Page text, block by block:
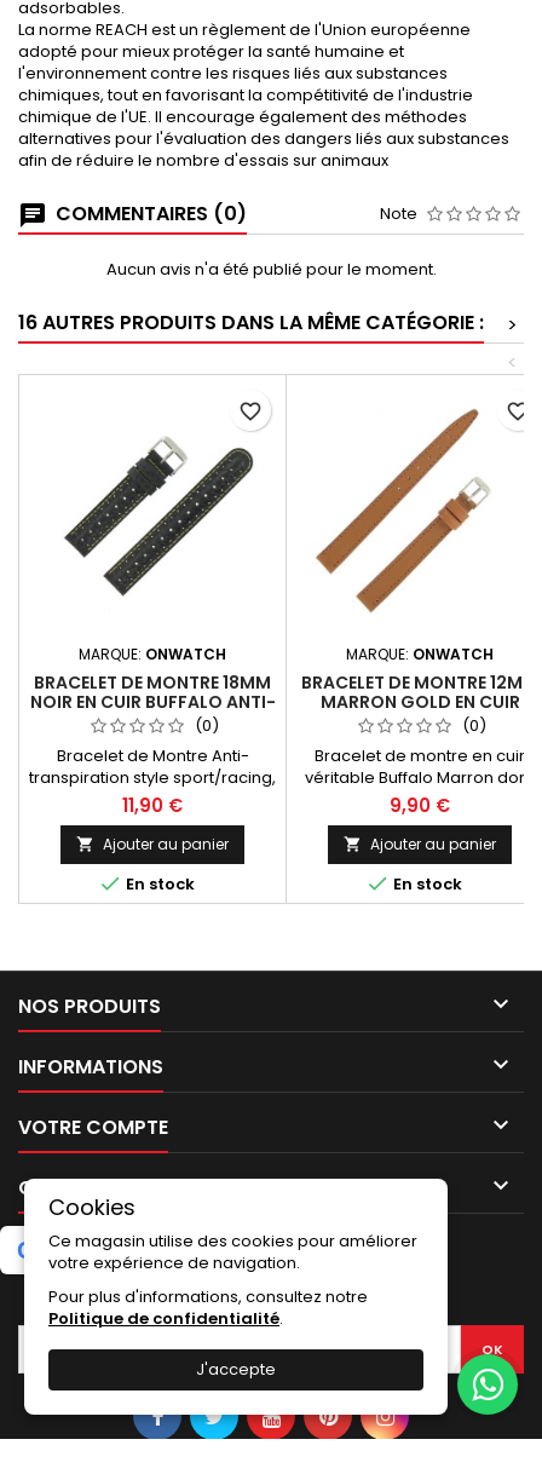
adsorbables.
La norme REACH est un règlement de l'Union européenne
adopté pour mieux protéger la santé humaine et
l'environnement contre les risques liés aux substances
chimiques, tout en favorisant la compétitivité de l'industrie
chimique de l'UE. Il encourage également des méthodes
alternatives pour l'évaluation des dangers liés aux substances
afin de réduire le nombre d'essais sur animaux
COMMENTAIRES (0) Note
Aucun avis n'a été publié pour le moment.
16 AUTRES PRODUITS DANS LA MÊME CATÉGORIE :
>
<
MARQUE: ONWATCH
BRACELET DE MONTRE 18MM
NOIR EN CUIR BUFFALO ANTI-
TRANSPIRANT
(0)
Bracelet de Montre Anti-
transpiration style sport/racing,
largeur de 18mm Noir en cuir
de vachette refendu gaufré
Buffalo. Fabrication artisanale
11,90 €
 Ajouter au panier
 En stock
favorite_border
MARQUE: ONWATCH
BRACELET DE MONTRE 12MM
MARRON GOLD EN CUIR
BUFFALO FABRICATION
ARTISANALE
(0)
Bracelet de montre en cuir
véritable Buffalo Marron doré
de 12mm. Fabrication
Artisanale Made in Spain.
9,90 €
 Ajouter au panier
 En stock
favorite_border
NOS PRODUITS 
INFORMATIONS 
VOTRE COMPTE 
CONTACT 
Cookies
Ce magasin utilise des cookies pour améliorer
votre expérience de navigation.
Pour plus d'informations, consultez notre
Politique de confidentialité.
J'accepte
G oogle5.0★ ★★★★Laissez un avis(2 avis)
LETTRE D'INFORMATIONS